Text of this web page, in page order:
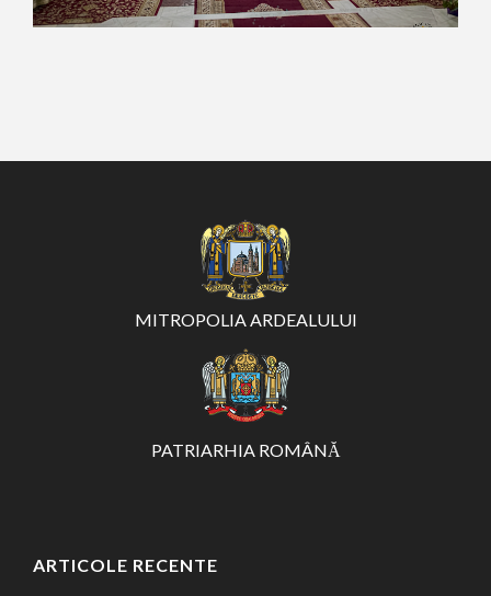
MITROPOLIA ARDEALULUI
PATRIARHIA ROMÂNĂ
ARTICOLE RECENTE